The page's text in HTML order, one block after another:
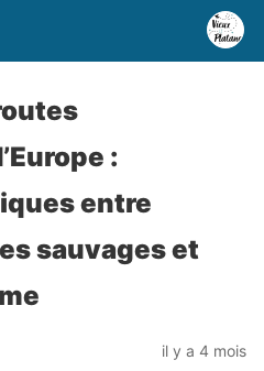
:
entre
sauvages et
il y a 4 mois